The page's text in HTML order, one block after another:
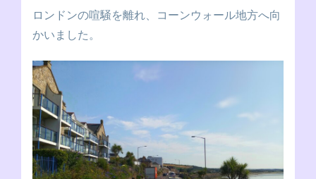
ロンドンの喧騒を離れ、コーンウォール地方へ向
かいました。